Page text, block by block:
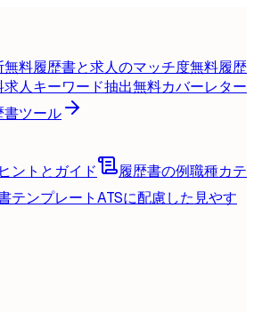
無料履歴書と求人のマッチ度無料履歴
求人キーワード抽出無料カバーレター
書ツール
ントとガイド 履歴書の例職種カテ
テンプレートATSに配慮した見やす